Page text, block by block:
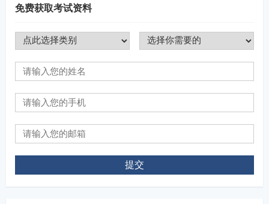
免费获取考试资料
提交